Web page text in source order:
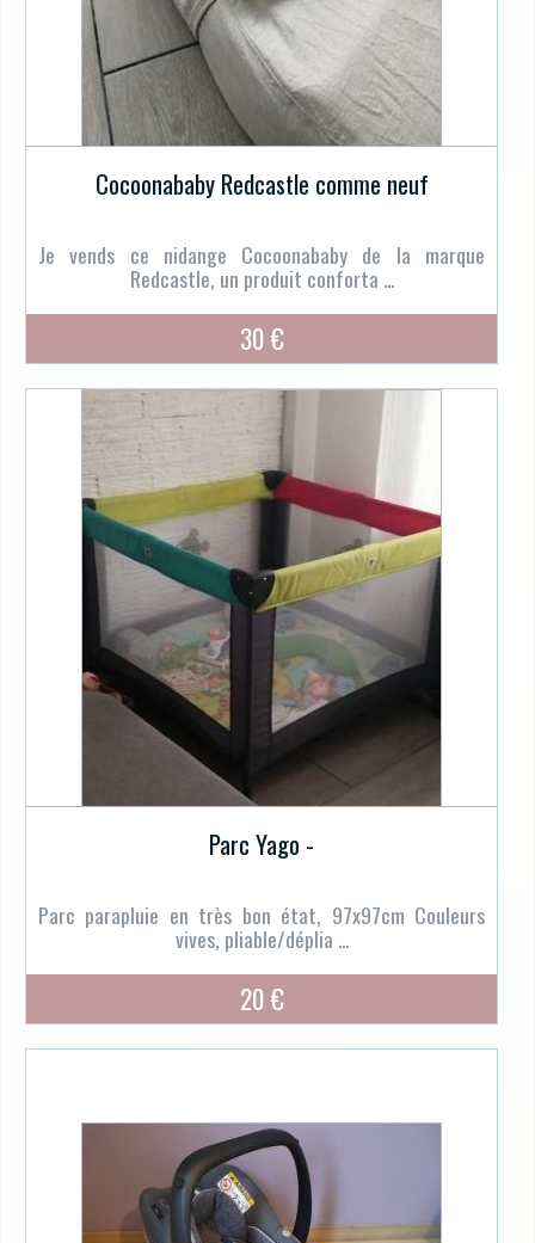
Cocoonababy Redcastle comme neuf
Je vends ce nidange Cocoonababy de la marque
Redcastle, un produit conforta ...
30 €
Parc Yago -
Parc parapluie en très bon état, 97x97cm Couleurs
vives, pliable/déplia ...
20 €